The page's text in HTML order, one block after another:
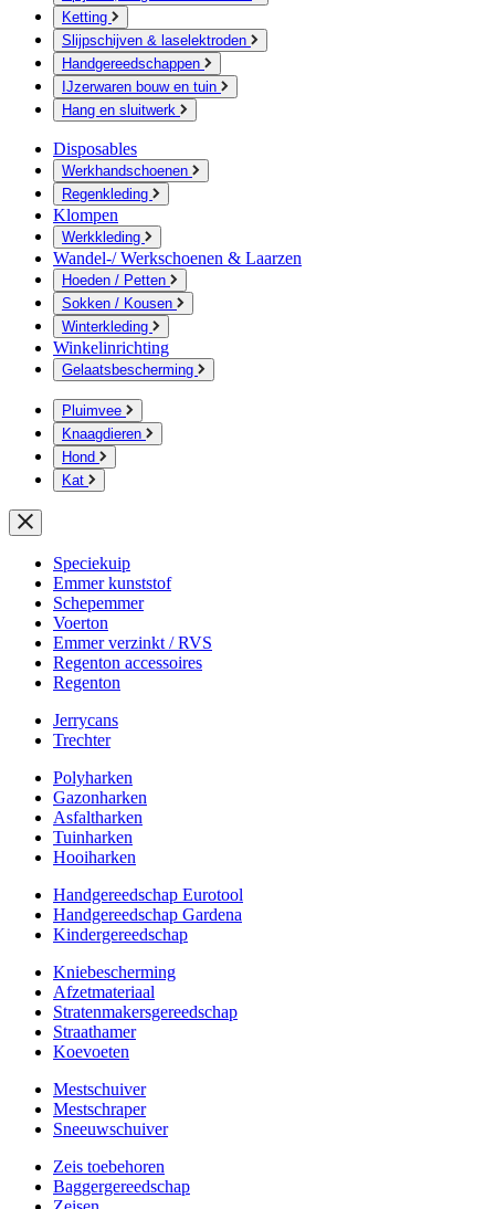
Ketting
Slijpschijven & laselektroden
Handgereedschappen
IJzerwaren bouw en tuin
Hang en sluitwerk
Disposables
Werkhandschoenen
Regenkleding
Klompen
Werkkleding
Wandel-/ Werkschoenen & Laarzen
Hoeden / Petten
Sokken / Kousen
Winterkleding
Winkelinrichting
Gelaatsbescherming
Pluimvee
Knaagdieren
Hond
Kat
Speciekuip
Emmer kunststof
Schepemmer
Voerton
Emmer verzinkt / RVS
Regenton accessoires
Regenton
Jerrycans
Trechter
Polyharken
Gazonharken
Asfaltharken
Tuinharken
Hooiharken
Handgereedschap Eurotool
Handgereedschap Gardena
Kindergereedschap
Kniebescherming
Afzetmateriaal
Stratenmakersgereedschap
Straathamer
Koevoeten
Mestschuiver
Mestschraper
Sneeuwschuiver
Zeis toebehoren
Baggergereedschap